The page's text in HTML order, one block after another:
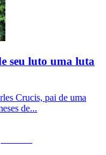
seu luto uma luta
Crucis, pai de uma
de...